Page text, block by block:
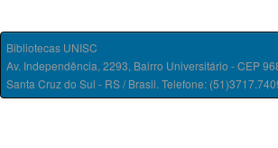
Bibliotecas UNISC
Av. Independência, 2293, Bairro Universitário - CEP
Santa Cruz do Sul - RS / Brasil. Telefone: